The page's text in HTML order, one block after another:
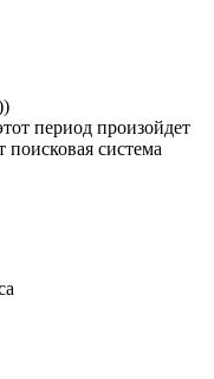
период произойдет
поисковая система